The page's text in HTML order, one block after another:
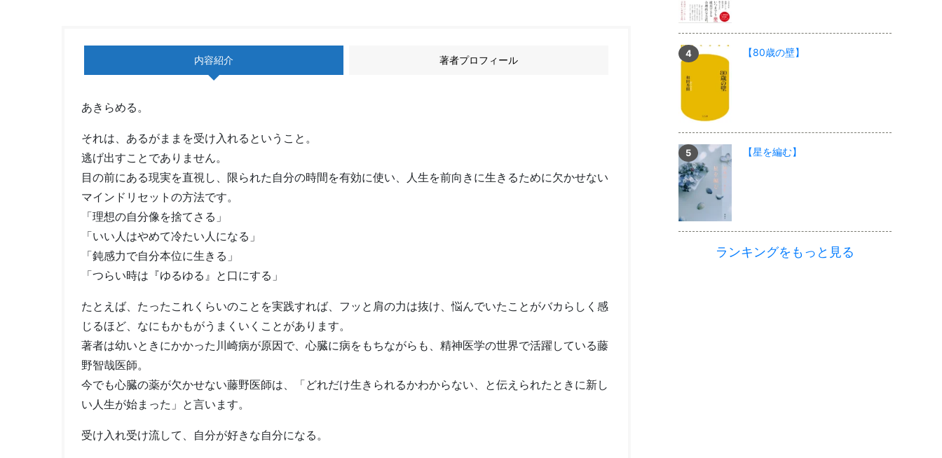
内容紹介 著者プロフィール
あきらめる。
それは、あるがままを受け入れるということ。
逃げ出すことでありません。
目の前にある現実を直視し、限られた自分の時間を有効に使い、人生を前向きに生きるために欠かせない
マインドリセットの方法です。
「理想の自分像を捨てさる」
「いい人はやめて冷たい人になる」
「鈍感力で自分本位に生きる」
「つらい時は『ゆるゆる』と口にする」
たとえば、たったこれくらいのことを実践すれば、フッと肩の力は抜け、悩んでいたことがバカらしく感
じるほど、なにもかもがうまくいくことがあります。
著者は幼いときにかかった川崎病が原因で、心臓に病をもちながらも、精神医学の世界で活躍している藤
野智哉医師。
今でも心臓の薬が欠かせない藤野医師は、「どれだけ生きられるかわからない、と伝えられたときに新し
い人生が始まった」と言います。
受け入れ受け流して、自分が好きな自分になる。
【80歳の壁】
【星を編む】
ランキングをもっと見る